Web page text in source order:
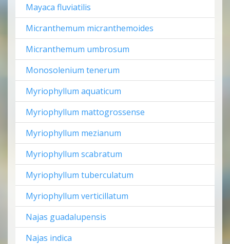
Mayaca fluviatilis
Micranthemum micranthemoides
Micranthemum umbrosum
Monosolenium tenerum
Myriophyllum aquaticum
Myriophyllum mattogrossense
Myriophyllum mezianum
Myriophyllum scabratum
Myriophyllum tuberculatum
Myriophyllum verticillatum
Najas guadalupensis
Najas indica